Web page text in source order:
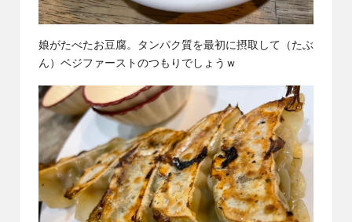
娘がたべたお豆腐。タンパク質を最初に摂取して（たぶ
ん）ベジファーストのつもりでしょうｗ